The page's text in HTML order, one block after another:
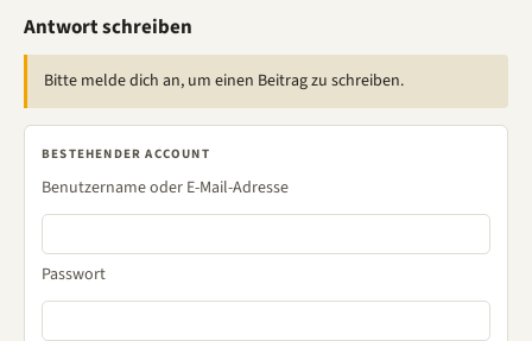
Antwort schreiben
Bitte melde dich an, um einen Beitrag zu schreiben.
BESTEHENDER ACCOUNT
Benutzername oder E-Mail-Adresse
Passwort